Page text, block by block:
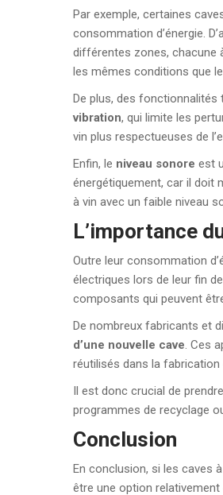
Par exemple, certaines
consommation d’énergie.
différentes zones, chacune
les mêmes conditions que
De plus, des fonctionnalités
vibration, qui limite les
vin plus respectueuses de
Enfin, le niveau sonore est
énergétiquement, car il doit
à vin avec un faible niveau
L’importance
Outre leur consommation
électriques lors de leur fin
composants qui peuvent
De nombreux fabricants et
d’une nouvelle cave. Ces
réutilisés dans la fabrication
Il est donc crucial de
programmes de recyclage
Conclusion
En conclusion, si les caves
être une option